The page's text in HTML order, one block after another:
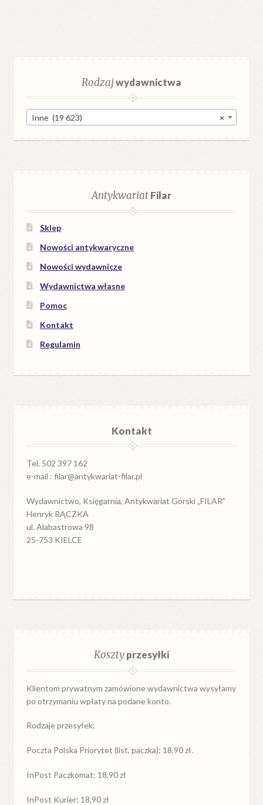
Rodzajwydawnictwa
×
Inne (19 623)
AntykwariatFilar
Sklep
Nowości antykwaryczne
Nowości wydawnicze
Wydawnictwa własne
Pomoc
Kontakt
Regulamin
Kontakt
Tel. 502 397 162
e-mail : filar@antykwariat-filar.pl
Wydawnictwo, Księgarnia, Antykwariat Górski „FILAR”
Henryk RĄCZKA
ul. Alabastrowa 98
25-753 KIELCE
Kosztyprzesyłki
Klientom prywatnym zamówione wydawnictwa wysyłamy
po otrzymaniu wpłaty na podane konto.
Rodzaje przesyłek:
Poczta Polska Priorytet (list, paczka): 18,90 zł.
InPost Paczkomat: 18,90 zł
InPost Kurier: 18,90 zł